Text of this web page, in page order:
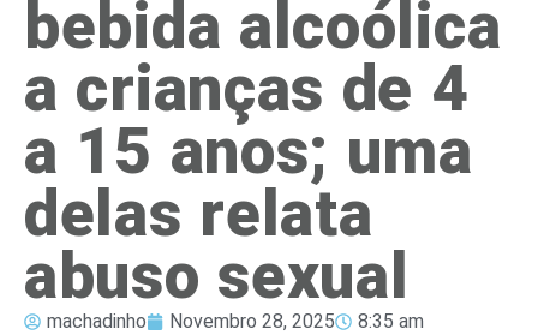
bebida alcoólica
a crianças de 4
a 15 anos; uma
delas relata
abuso sexual
machadinho Novembro 28, 2025 8:35 am